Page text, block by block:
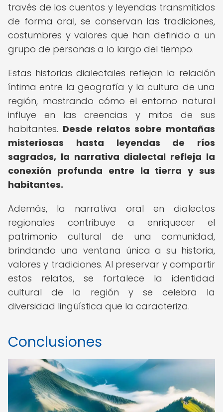
través de los cuentos y leyendas transmitidos
de forma oral, se conservan las tradiciones,
costumbres y valores que han definido a un
grupo de personas a lo largo del tiempo.
Estas historias dialectales reflejan la relación
íntima entre la geografía y la cultura de una
región, mostrando cómo el entorno natural
influye en las creencias y mitos de sus
habitantes. Desde relatos sobre montañas
misteriosas hasta leyendas de ríos
sagrados, la narrativa dialectal refleja la
conexión profunda entre la tierra y sus
habitantes.
Además, la narrativa oral en dialectos
regionales contribuye a enriquecer el
patrimonio cultural de una comunidad,
brindando una ventana única a su historia,
valores y tradiciones. Al preservar y compartir
estos relatos, se fortalece la identidad
cultural de la región y se celebra la
diversidad lingüística que la caracteriza.
Conclusiones